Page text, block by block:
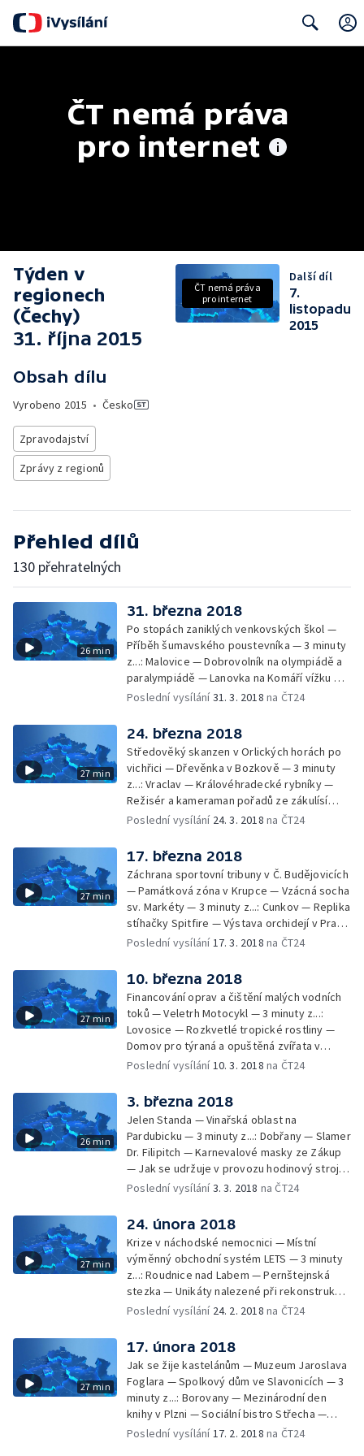
ČT nemá práva
pro internet
Týden v
regionech
(Čechy)
31. října 2015
Obsah dílu
Vyrobeno 2015 • Česko
Zpravodajství
Zprávy z regionů
ČT nemá práva
pro internet
Další díl
7.
listopadu
2015
Přehled dílů
130 přehratelných
26 min
31. března 2018
Po stopách zaniklých venkovských škol —
Příběh šumavského poustevníka — 3 minuty
z...: Malovice — Dobrovolník na olympiádě a
paralympiádě — Lanovka na Komáří vížku —
Pardubický perník — Výstava k výročí
Poslední vysílání31. 3. 2018 na ČT24
27 min
24. března 2018
Středověký skanzen v Orlických horách po
vichřici — Dřevěnka v Bozkově — 3 minuty
z...: Vraclav — Královéhradecké rybníky —
Režisér a kameraman pořadů ze zákulísí
Rallye Dakar — Výstava o historii
vodárenství
Poslední vysílání 24. 3. 2018 na ČT24
27 min
17. března 2018
Záchrana sportovní tribuny v Č. Budějovicích
— Památková zóna v Krupce — Vzácná socha
sv. Markéty — 3 minuty z...: Cunkov — Replika
stíhačky Spitfire — Výstava orchidejí v Praze
— Nová interaktivní výstava v Techmanii —
Poslední vysílání17. 3. 2018 na ČT24
27 min
10. března 2018
Financování oprav a čištění malých vodních
toků — Veletrh Motocykl — 3 minuty z...:
Lovosice — Rozkvetlé tropické rostliny —
Domov pro týraná a opuštěná zvířata v
Pardubicích — Dotovaná MHD v Třeboni —
Poslední vysílání10. 3. 2018 na ČT24
26 min
3. března 2018
Jelen Standa — Vinařská oblast na
Pardubicku — 3 minuty z...: Dobřany — Slamer
Dr. Filipitch — Karnevalové masky ze Zákup
— Jak se udržuje v provozu hodinový stroj
na kostelní věži — Rozloučení s Marií
Poslední vysílání3. 3. 2018 na ČT24
27 min
24. února 2018
Krize v náchodské nemocnici — Místní
výměnný obchodní systém LETS — 3 minuty
z...: Roudnice nad Labem — Pernštejnská
stezka — Unikáty nalezené při rekonstrukci
vimperského zámku — Kamil Brož, výpravčí
Poslední vysílání 24. 2. 2018 na ČT24
27 min
17. února 2018
Jak se žije kastelánům — Muzeum Jaroslava
Foglara — Spolkový dům ve Slavonicích — 3
minuty z...: Borovany — Mezinárodní den
knihy v Plzni — Sociální bistro Střecha —
Nejstarší fungující páternoster
Poslední vysílání17. 2. 2018 na ČT24